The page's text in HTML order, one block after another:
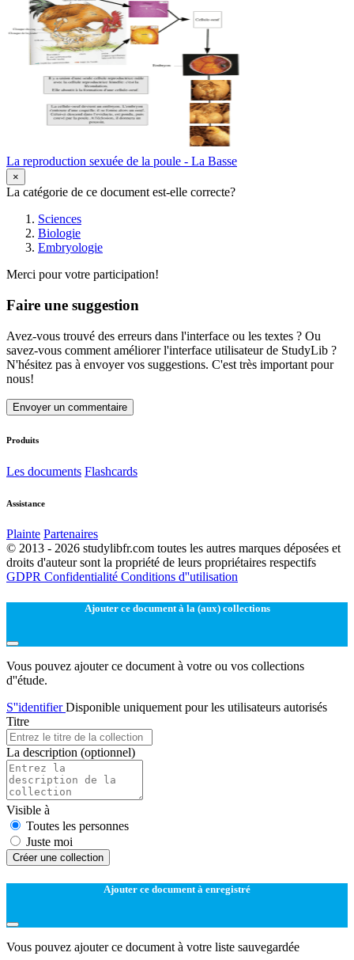
La reproduction sexuée de la poule - La Basse
×
La catégorie de ce document est-elle correcte?
Sciences
Biologie
Embryologie
Merci pour votre participation!
Faire une suggestion
Avez-vous trouvé des erreurs dans l'interface ou les textes ? Ou
savez-vous comment améliorer l'interface utilisateur de StudyLib ?
N'hésitez pas à envoyer vos suggestions. C'est très important pour
nous!
Envoyer un commentaire
Produits
Les documents Flashcards
Assistance
Plainte Partenaires
© 2013 - 2026 studylibfr.com toutes les autres marques déposées et
droits d'auteur sont la propriété de leurs propriétaires respectifs
GDPR Confidentialité Conditions d''utilisation
Ajouter ce document à la (aux) collections
Vous pouvez ajouter ce document à votre ou vos collections
d''étude.
S''identifierDisponible uniquement pour les utilisateurs autorisés
Titre
La description (optionnel)
Visible à
Toutes les personnes
Juste moi
Créer une collection
Ajouter ce document à enregistré
Vous pouvez ajouter ce document à votre liste sauvegardée